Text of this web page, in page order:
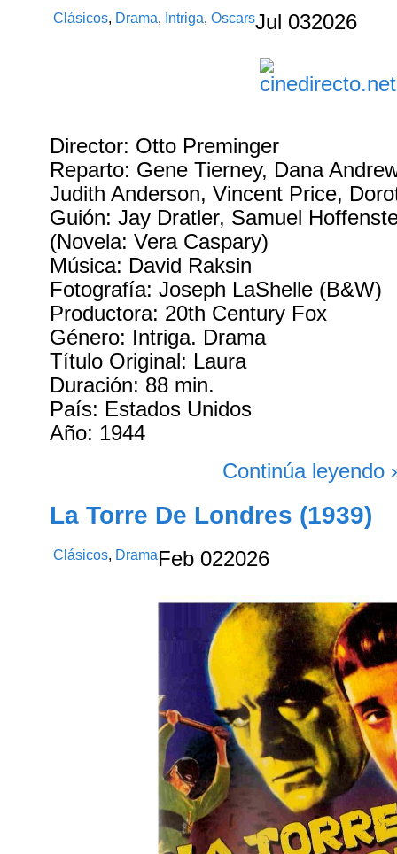
Clásicos, Drama, Intriga,OscarsJul 032026
Director: Otto Preminger
Reparto: Gene Tierney, Dana
Judith Anderson, Vincent Price,
Guión: Jay Dratler, Samuel
(Novela: Vera Caspary)
Música: David Raksin
Fotografía: Joseph LaShelle (B&W)
Productora: 20th Century Fox
Género: Intriga. Drama
Título Original: Laura
Duración: 88 min.
País: Estados Unidos
Año: 1944
Continúa leyendo
La Torre De Londres (1939)
Clásicos, Drama Feb 022026